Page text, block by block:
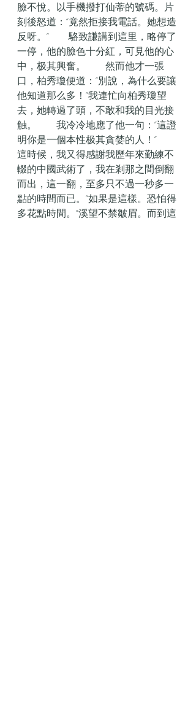
臉不悅。以手機撥打仙蒂的號碼。片
刻後怒道：“竟然拒接我電話。她想造
反呀。”　　駱致謙講到這里，略停了
一停，他的臉色十分紅，可見他的心
中，极其興奮。　　然而他才一張
口，柏秀瓊便道：“別說，為什么要讓
他知道那么多！”我連忙向柏秀瓊望
去，她轉過了頭，不敢和我的目光接
触。　　我冷冷地應了他一句：“這證
明你是一個本性极其貪婪的人！”
這時候，我又得感謝我歷年來勤練不
輟的中國武術了，我在剎那之間倒翻
而出，這一翻，至多只不過一秒多一
點的時間而已。“如果是這樣。恐怕得
多花點時間。”溪望不禁皺眉。而到這